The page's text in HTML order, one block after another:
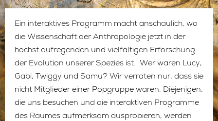
Ein interaktives Programm macht anschaulich, wo
die Wissenschaft der Anthropologie jetzt in der
höchst aufregenden und vielfältigen Erforschung
der Evolution unserer Spezies ist. Wer waren Lucy,
Gabi, Twiggy und Samu? Wir verraten nur, dass sie
nicht Mitglieder einer Popgruppe waren. Diejenigen,
die uns besuchen und die interaktiven Programme
des Raumes aufmerksam ausprobieren, werden